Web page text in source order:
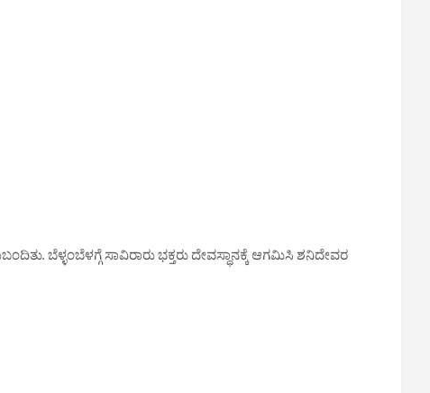
ಬೆಳ್ಳಂಬೆಳಗ್ಗೆ ಸಾವಿರಾರು ಭಕ್ತರು ದೇವಸ್ಥಾನಕ್ಕೆ ಆಗಮಿಸಿ ಶನಿದೇವರ